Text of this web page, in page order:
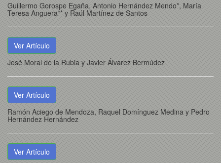
Guillermo Gorospe Egaña, Antonio Hernández Mendo*, María
Teresa Anguera** y Raúl Martínez de Santos
Ver Artículo
José Moral de la Rubia y Javier Álvarez Bermúdez
Ver Artículo
Ramón Aciego de Mendoza, Raquel Domínguez Medina y Pedro
Hernández Hernández
Ver Artículo